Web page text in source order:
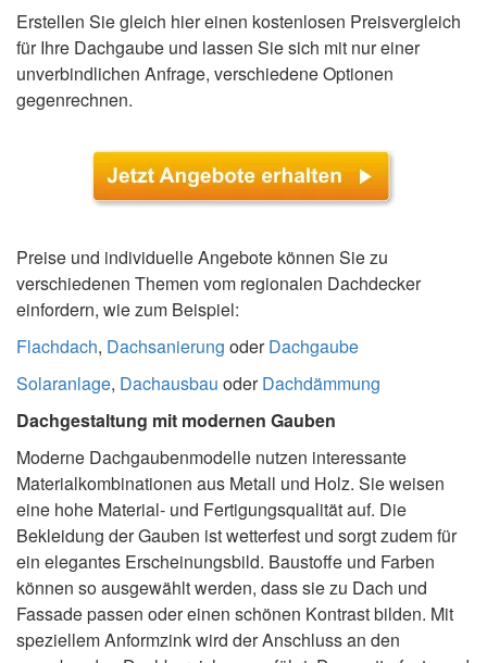
Erstellen Sie gleich hier einen kostenlosen Preisvergleich
für Ihre Dachgaube und lassen Sie sich mit nur einer
unverbindlichen Anfrage, verschiedene Optionen
gegenrechnen.
Preise und individuelle Angebote können Sie zu
verschiedenen Themen vom regionalen Dachdecker
einfordern, wie zum Beispiel:
Flachdach, Dachsanierung oderDachgaube
Solaranlage, Dachausbau oderDachdämmung
Dachgestaltung mit modernen Gauben
Moderne Dachgaubenmodelle nutzen interessante
Materialkombinationen aus Metall und Holz. Sie weisen
eine hohe Material- und Fertigungsqualität auf. Die
Bekleidung der Gauben ist wetterfest und sorgt zudem für
ein elegantes Erscheinungsbild. Baustoffe und Farben
können so ausgewählt werden, dass sie zu Dach und
Fassade passen oder einen schönen Kontrast bilden. Mit
speziellem Anformzink wird der Anschluss an den